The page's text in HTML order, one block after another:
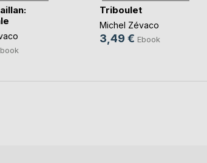
Triboulet
Michel Zévaco
3,49 € Ebook